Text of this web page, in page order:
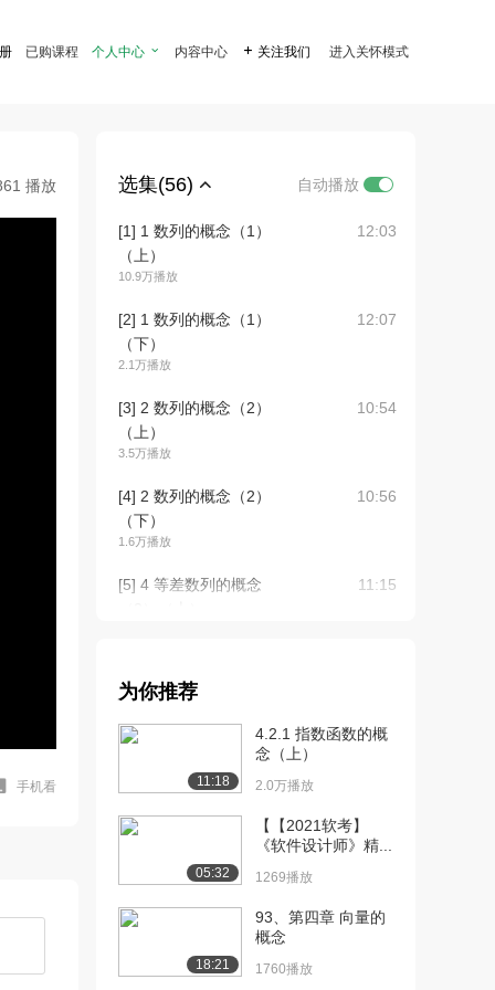
已购课程 个人中心  内容中心  关注我们 进入关怀模式
播放
手机看
选集(56) 自动播放
[1] 1 数列的概念（1）
（上）
10.9万播放
12:03
[2] 1 数列的概念（1）
（下）
2.1万播放
12:07
[3] 2 数列的概念（2）
（上）
3.5万播放
10:54
[4] 2 数列的概念（2）
（下）
1.6万播放
10:56
[5] 4 等差数列的概念
11:15
（2）（下）
[7] 5 等差数列的前n项和
公式（1）（...
[8] 5 等差数列的前n项和
公式（1）（...
12:08
[9] 6 等差数列的前n项和
公式（2）（...
为你推荐
11:18
4.2.1 指数函数的概
念（上）
2.0万播放
05:32
【【2021软考】
《软件设计师》精...
1269播放
18:21
93、第四章 向量的
概念
1760播放